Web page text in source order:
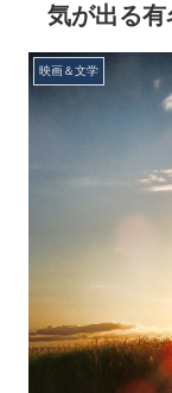
気が出る
映画＆文学